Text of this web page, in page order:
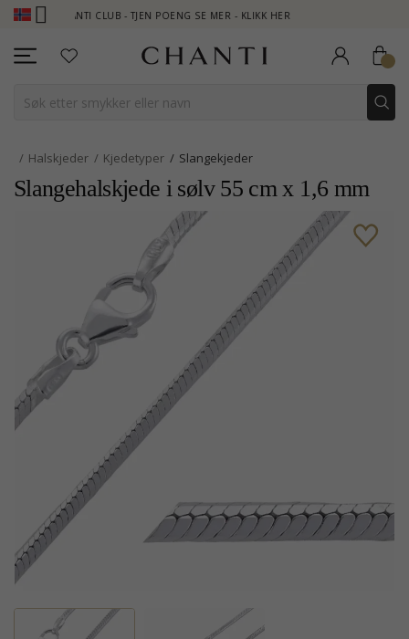
CLUB - TJEN POENG SE MER - KLIKK HER
Halskjeder Kjedetyper Slangekjeder
Slangehalskjede i sølv 55 cm x 1,6 mm